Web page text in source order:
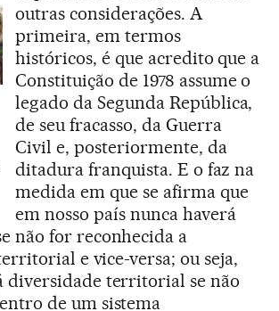
outras considerações. A
primeira, em termos
históricos, é que acredito que a
Constituição de 1978 assume o
legado da Segunda República,
de seu fracasso, da Guerra
Civil e, posteriormente, da
ditadura franquista. E o faz na
medida em que se afirma que
em nosso país nunca haverá
não for reconhecida a
e vice-versa; ou seja,
diversidade territorial se não
de um sistema